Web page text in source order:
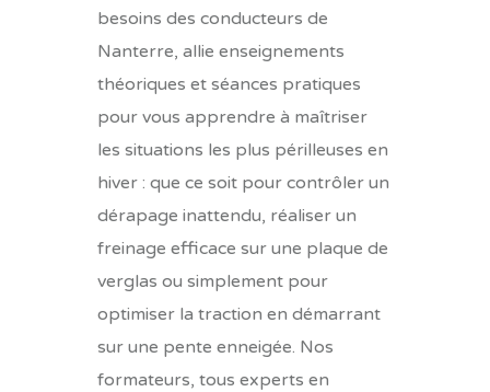
besoins des conducteurs de
Nanterre, allie enseignements
théoriques et séances pratiques
pour vous apprendre à maîtriser
les situations les plus périlleuses en
hiver : que ce soit pour contrôler un
dérapage inattendu, réaliser un
freinage efficace sur une plaque de
verglas ou simplement pour
optimiser la traction en démarrant
sur une pente enneigée. Nos
formateurs, tous experts en